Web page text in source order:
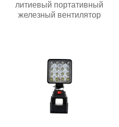
литиевый портативный
железный вентилятор